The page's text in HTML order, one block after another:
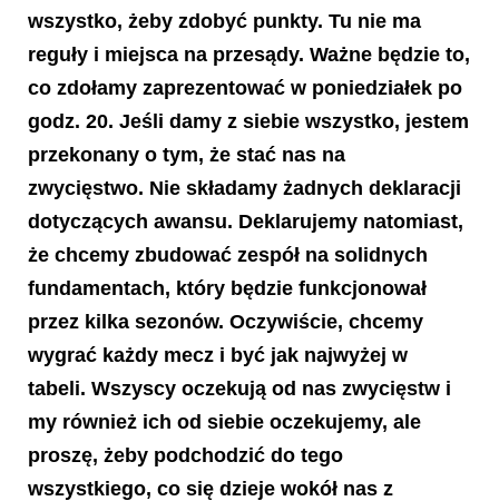
wszystko, żeby zdobyć punkty. Tu nie ma
reguły i miejsca na przesądy. Ważne będzie to,
co zdołamy zaprezentować w poniedziałek po
godz. 20. Jeśli damy z siebie wszystko, jestem
przekonany o tym, że stać nas na
zwycięstwo. Nie składamy żadnych deklaracji
dotyczących awansu. Deklarujemy natomiast,
że chcemy zbudować zespół na solidnych
fundamentach, który będzie funkcjonował
przez kilka sezonów. Oczywiście, chcemy
wygrać każdy mecz i być jak najwyżej w
tabeli. Wszyscy oczekują od nas zwycięstw i
my również ich od siebie oczekujemy, ale
proszę, żeby podchodzić do tego
wszystkiego, co się dzieje wokół nas z